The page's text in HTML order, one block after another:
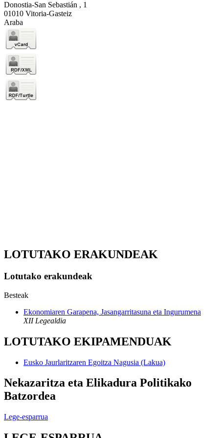
Donostia-San Sebastián , 1
01010 Vitoria-Gasteiz
Araba
LOTUTAKO ERAKUNDEAK
Lotutako erakundeak
Besteak
Ekonomiaren Garapena, Jasangarritasuna eta Ingurumena
XII Legealdia
LOTUTAKO EKIPAMENDUAK
Eusko Jaurlaritzaren Egoitza Nagusia (Lakua)
Nekazaritza eta Elikadura Politikako
Batzordea
Lege-esparrua